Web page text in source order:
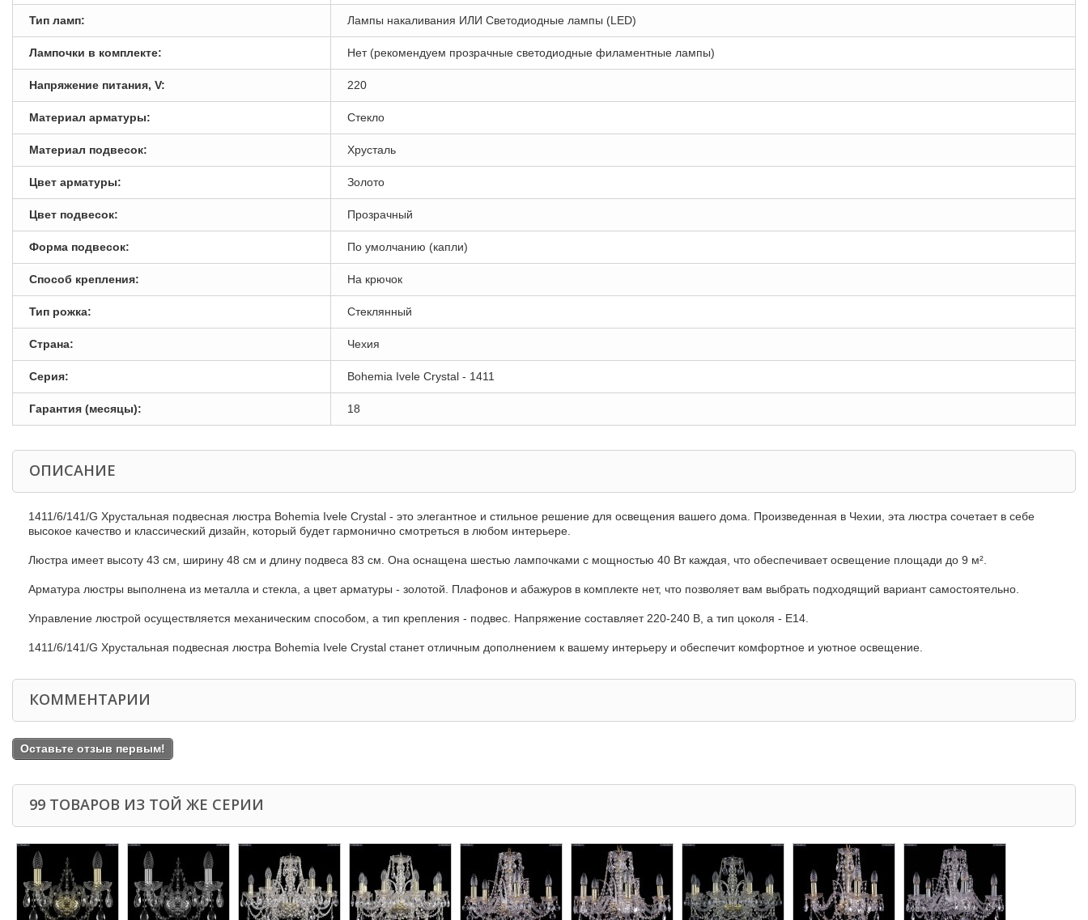
Тип ламп: Лампы накаливания ИЛИ Светодиодные лампы (LED)
Лампочки в комплекте: Нет (рекомендуем прозрачные светодиодные филаментные лампы)
Напряжение питания, V: 220
Материал арматуры: Стекло
Материал подвесок: Хрусталь
Цвет арматуры: Золото
Цвет подвесок: Прозрачный
Форма подвесок: По умолчанию (капли)
Способ крепления: На крючок
Тип рожка: Стеклянный
Страна: Чехия
Серия: Bohemia Ivele Crystal - 1411
Гарантия (месяцы): 18
ОПИСАНИЕ
1411/6/141/G Хрустальная подвесная люстра Bohemia Ivele Crystal - это элегантное и стильное решение для освещения вашего дома. Произведенная в Чехии, эта люстра сочетает в себе
высокое качество и классический дизайн, который будет гармонично смотреться в любом интерьере.
Люстра имеет высоту 43 см, ширину 48 см и длину подвеса 83 см. Она оснащена шестью лампочками с мощностью 40 Вт каждая, что обеспечивает освещение площади до 9 м².
Арматура люстры выполнена из металла и стекла, а цвет арматуры - золотой. Плафонов и абажуров в комплекте нет, что позволяет вам выбрать подходящий вариант самостоятельно.
Управление люстрой осуществляется механическим способом, а тип крепления - подвес. Напряжение составляет 220-240 В, а тип цоколя - E14.
1411/6/141/G Хрустальная подвесная люстра Bohemia Ivele Crystal станет отличным дополнением к вашему интерьеру и обеспечит комфортное и уютное освещение.
КОММЕНТАРИИ
Оставьте отзыв первым!
99 ТОВАРОВ ИЗ ТОЙ ЖЕ СЕРИИ